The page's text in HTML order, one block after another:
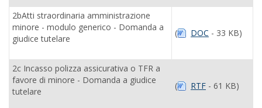
2bAtti straordinaria amministrazione
minore - modulo generico - Domanda a
giudice tutelare
( DOC - 33 KB)
2c Incasso polizza assicurativa o TFR a
favore di minore - Domanda a giudice
tutelare
( RTF - 61 KB)